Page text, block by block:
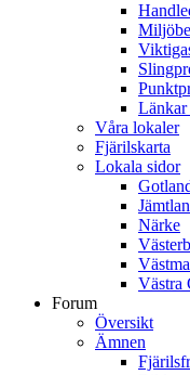
Våra lokaler
Fjärilskarta
Lokala sidor
Närke
Västra
Forum
Översikt
Ämnen